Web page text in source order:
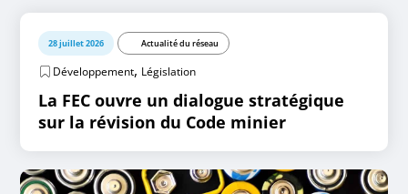
28 juillet 2026 Actualité du réseau
Développement, Législation
La FEC ouvre un dialogue stratégique
sur la révision du Code minier